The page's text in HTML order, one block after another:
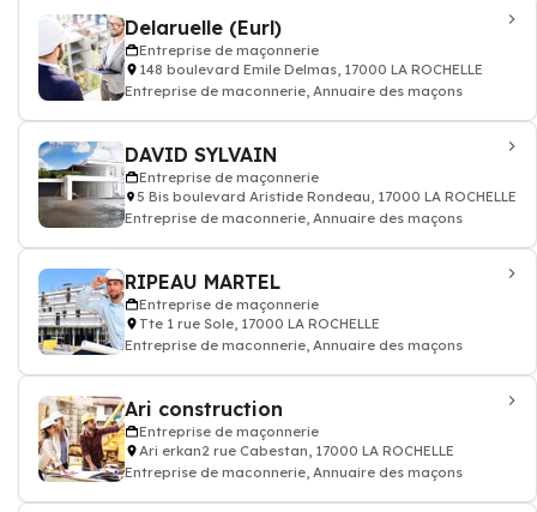
Delaruelle (Eurl)
Entreprise de maçonnerie
148 boulevard Emile Delmas, 17000 LA ROCHELLE
Entreprise de maconnerie, Annuaire des maçons
DAVID SYLVAIN
Entreprise de maçonnerie
5 Bis boulevard Aristide Rondeau, 17000 LA ROCHELLE
Entreprise de maconnerie, Annuaire des maçons
RIPEAU MARTEL
Entreprise de maçonnerie
Tte 1 rue Sole, 17000 LA ROCHELLE
Entreprise de maconnerie, Annuaire des maçons
Ari construction
Entreprise de maçonnerie
Ari erkan2 rue Cabestan, 17000 LA ROCHELLE
Entreprise de maconnerie, Annuaire des maçons